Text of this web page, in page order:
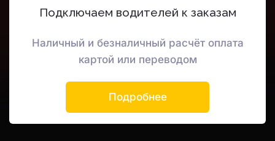
Подключаем водителей к заказам
Наличный и безналичный расчёт оплата
картой или переводом
Подробнее